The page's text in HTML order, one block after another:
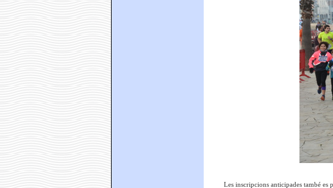
Les inscripcions anticipades també